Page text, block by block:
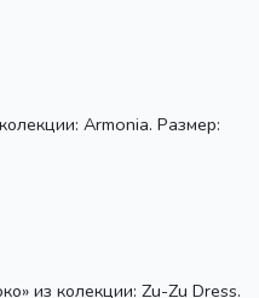
Armonia. Размер:
из колекции: Zu-Zu Dress.